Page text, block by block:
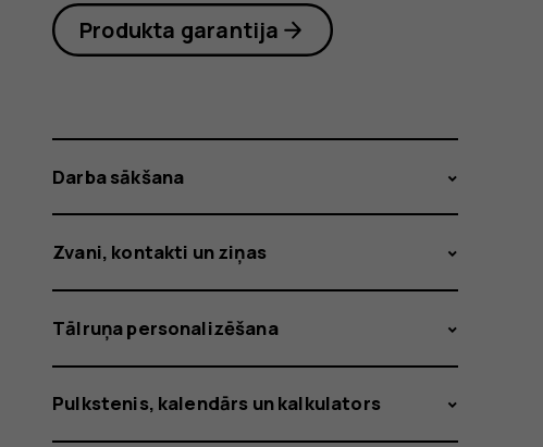
Produkta garantija
Darba sākšana
Zvani, kontakti un ziņas
Tālruņa personalizēšana
Pulkstenis, kalendārs un kalkulators